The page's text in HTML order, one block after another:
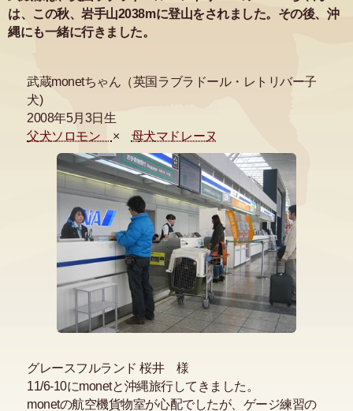
は、この秋、岩手山2038mに登山をされました。その後、沖
縄にも一緒に行きました。
武蔵monetちゃん（英国ラブラドール・レトリバー子
犬)
2008年5月3日生
父犬ソロモン × 母犬マドレーヌ
グレースフルランド 桜井 様
11/6-10にmonetと沖縄旅行してきました。
monetの航空機貨物室が心配でしたが、ゲージ練習の